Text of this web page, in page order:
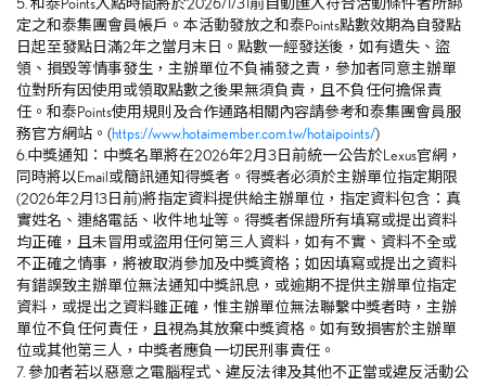
5. 和泰Points入點時間將於2026/1/31前自動匯入符合活動條件者所綁
定之和泰集團會員帳戶。本活動發放之和泰Points點數效期為自發點
日起至發點日滿2年之當月末日。點數一經發送後，如有遺失、盜
領、損毀等情事發生，主辦單位不負補發之責，參加者同意主辦單
位對所有因使用或領取點數之後果無須負責，且不負任何擔保責
任。和泰Points使用規則及合作通路相關內容請參考和泰集團會員服
務官方網站。(https://www.hotaimember.com.tw/hotaipoints/)
6.中獎通知：中獎名單將在2026年2月3日前統一公告於Lexus官網，
同時將以Email或簡訊通知得獎者。得獎者必須於主辦單位指定期限
(2026年2月13日前)將指定資料提供給主辦單位，指定資料包含：真
實姓名、連絡電話、收件地址等。得獎者保證所有填寫或提出資料
均正確，且未冒用或盜用任何第三人資料，如有不實、資料不全或
不正確之情事，將被取消參加及中獎資格；如因填寫或提出之資料
有錯誤致主辦單位無法通知中獎訊息，或逾期不提供主辦單位指定
資料，或提出之資料雖正確，惟主辦單位無法聯繫中獎者時，主辦
單位不負任何責任，且視為其放棄中獎資格。如有致損害於主辦單
位或其他第三人，中獎者應負一切民刑事責任。
7. 參加者若以惡意之電腦程式、違反法律及其他不正當或違反活動公